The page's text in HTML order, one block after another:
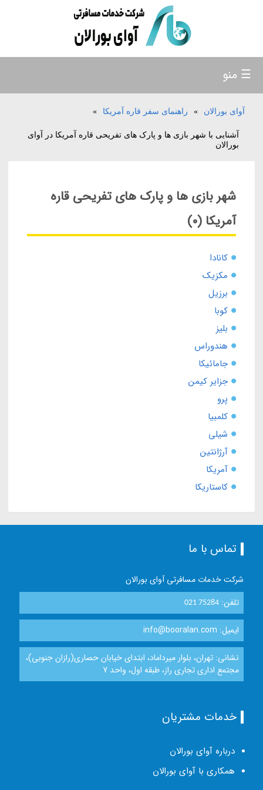
آوای بورالان » راهنمای سفر قاره آمریکا »
آشنایی با شهر بازی ها و پارک های تفریحی قاره آمریکا در آوای
بورالان
شهر بازی ها و پارک های تفریحی قاره
آمریکا (0)
کانادا
مکزیک
برزیل
کوبا
بلیز
هندوراس
جامائیکا
جزایر کیمن
پرو
کلمبیا
شیلی
آرژانتین
آمریکا
کاستاریکا
☰ منو
تماس با ما
شرکت خدمات مسافرتی آوای بورالان
تلفن:021 75284
ایمیل: info@booralan.com
نشانی: تهران، بلوار میرداماد، ابتدای خیابان حصاری(رازان جنوبی)،
مجتمع اداری تجاری راز، طبقه اول، واحد 7
خدمات مشتریان
درباره آوای بورالان
همکاری با آوای بورالان